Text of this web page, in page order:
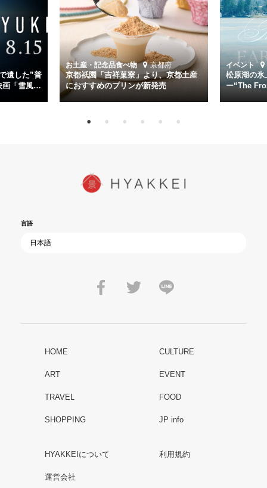
など実力派俳優が共演。そして戦艦大和と運命を共にした帝国海軍・
第二艦隊司令長官、伊藤整一を中井貴一が圧倒的な存在感で演じ切
る。
時代が再び、分断と暴力に揺れる現代。本作は「同じ過ちを繰り返す
道を歩んではいないか」と、彼らが命をかけて守りたいと願っ
た”今”を生きる私達に問いかける。戦後80年、戦争の記憶が薄れゆく
今だからこそ、尊い平和の価値を未来に繋ぐ作品『雪風 YUKIKAZE』
を多くの方にご覧いただきたい。
遺した”普
画「雪風
お土産・記念品食べ物 京都府
京都祇園「吉祥菓寮」より、京都土産
におすすめのプリンが新発売
イベント
松原湖の氷
ー“The
言語
HOME CULTURE
ART EVENT
TRAVEL FOOD
SHOPPING JP info
HYAKKEIについて 利用規約
運営会社